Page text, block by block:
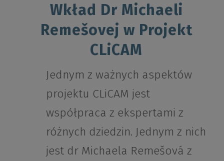
Wkład Dr Michaeli
Remešovej w Projekt
CLiCAM
Jednym z ważnych aspektów
projektu CLiCAM jest
współpraca z ekspertami z
różnych dziedzin. Jednym z nich
jest dr Michaela Remešová z